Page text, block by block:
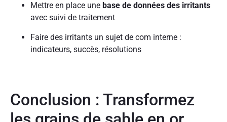
Mettre en place une base de données des irritants
avec suivi de traitement
Faire des irritants un sujet de com interne :
indicateurs, succès, résolutions
Conclusion : Transformez